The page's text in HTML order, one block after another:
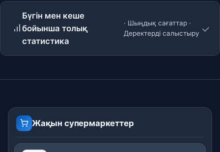
Бүгін мен кеше
бойынша толық
статистика
· Шыңдық сағаттар ·
Деректерді салыстыру
Жақын супермаркеттер